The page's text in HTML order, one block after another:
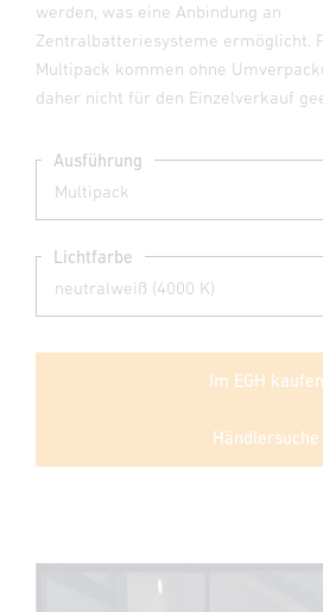
werden, was eine Anbindung an
Zentralbatteriesysteme ermöglicht.
Multipack kommen ohne
daher nicht für den Einzelverkauf
Ausführung
Lichtfarbe
Im EGH kaufen
Händlersuche